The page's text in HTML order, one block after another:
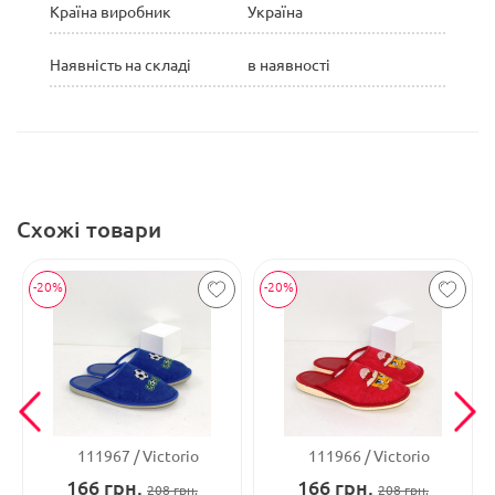
Країна виробник Україна
Наявність на складі в наявності
Схожі товари
-20%
111967 Victorio
166 грн. 208грн.
-20%
111966 Victorio
166 грн. 208грн.